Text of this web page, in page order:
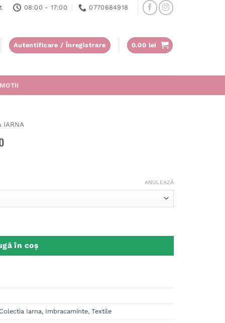
08:00 - 17:00 0770684918
Autentificare / Înregistrare 0.00 lei
IARNA
ANULEAZĂ
în coș
Iarna, Imbracaminte, Textile